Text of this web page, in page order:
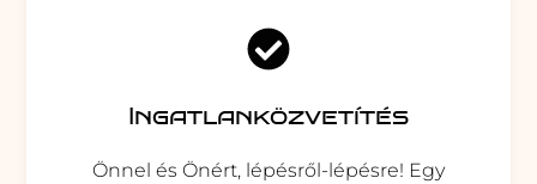
Ingatlanközvetítés
Önnel és Önért, lépésről-lépésre! Egy